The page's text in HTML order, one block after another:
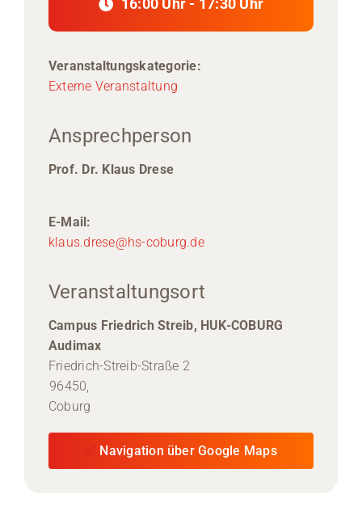
16:00 Uhr - 17:30 Uhr
Veranstaltungskategorie:
Externe Veranstaltung
Ansprechperson
Prof. Dr. Klaus Drese
E-Mail:
klaus.drese@hs-coburg.de
Veranstaltungsort
Campus Friedrich Streib, HUK-COBURG
Audimax
Friedrich-Streib-Straße 2
96450,
Coburg
Navigation über Google Maps